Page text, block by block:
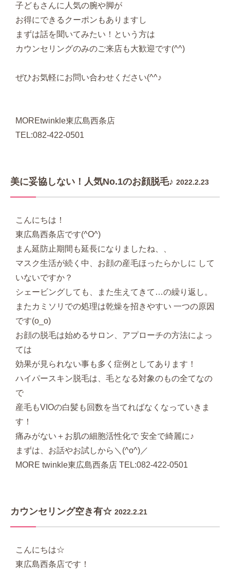
子どもさんに人気の腕や脚が
お得にできるクーポンもありますし
まずは話を聞いてみたい！という方は
カウンセリングのみのご来店も大歓迎です(^^)
ぜひお気軽にお問い合わせください(^^♪
MOREtwinkle東広島西条店
TEL:082-422-0501
美に妥協しない！人気No.1のお顔脱毛♪ 2022.2.23
こんにちは！
東広島西条店です(^O^)
まん延防止期間も延長になりましたね、、
マスク生活が続く中、お顔の産毛ほったらかしに して
いないですか？
シェービングしても、また生えてきて…の繰り返し。
またカミソリでの処理は乾燥を招きやすい 一つの原因
です(o_o)
お顔の脱毛は始めるサロン、アプローチの方法によっ
ては
効果が見られない事も多く症例としてあります！
ハイパースキン脱毛は、毛となる対象のもの全てなの
で
産毛もVIOの白髪も回数を当てればなくなっていきま
す！
痛みがない＋お肌の細胞活性化で 安全で綺麗に♪
まずは、お話やお試しから＼(^o^)／
MORE twinkle東広島西条店 TEL:082-422-0501
カウンセリング空き有☆ 2022.2.21
こんにちは☆
東広島西条店です！